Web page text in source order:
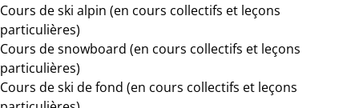
Cours de ski alpin (en cours collectifs et leçons
particulières)
Cours de snowboard (en cours collectifs et leçons
particulières)
Cours de ski de fond (en cours collectifs et leçons